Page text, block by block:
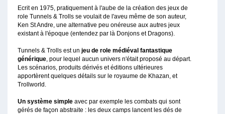
Ecrit en 1975, pratiquement à l'aube de la création des jeux de
role Tunnels & Trolls se voulait de l'aveu même de son auteur,
Ken St Andre, une alternative peu onéreuse aux autres jeux
existant à l'époque (entendez par là Donjons et Dragons).
Tunnels & Trolls est un jeu de role médiéval fantastique
générique, pour lequel aucun univers n'était proposé au départ.
Les scénarios, produits dérivés et éditions ultérieures
apportèrent quelques détails sur le royaume de Khazan, et
Trollworld.
Un système simple avec par exemple les combats qui sont
gérés de façon abstraite : les deux camps lancent les dés de